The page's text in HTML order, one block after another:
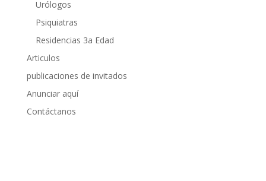
Urólogos
Psiquiatras
Residencias 3a Edad
Articulos
publicaciones de invitados
Anunciar aquí
Contáctanos